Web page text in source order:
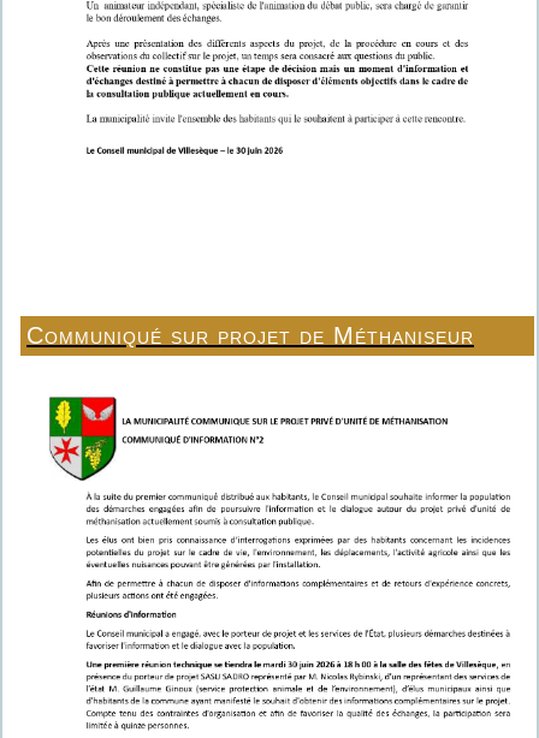
Communiqué sur projet de Méthaniseur